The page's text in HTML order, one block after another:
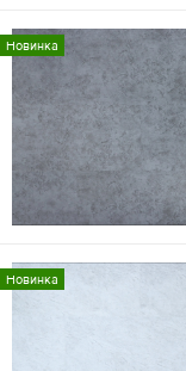
Новинка
Новинка